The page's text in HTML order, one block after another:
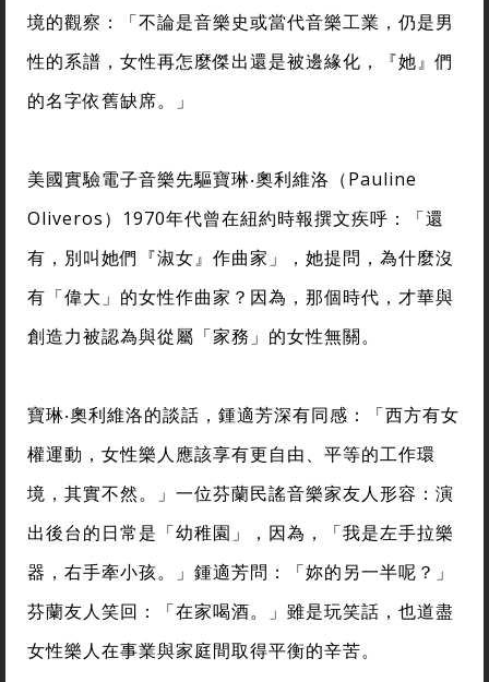
境的觀察：「不論是音樂史或當代音樂工業，仍是男
性的系譜，女性再怎麼傑出還是被邊緣化，『她』們
的名字依舊缺席。」
美國實驗電子音樂先驅寶琳‧奧利維洛（Pauline
Oliveros）1970年代曾在紐約時報撰文疾呼：「還
有，別叫她們『淑女』作曲家」，她提問，為什麼沒
有「偉大」的女性作曲家？因為，那個時代，才華與
創造力被認為與從屬「家務」的女性無關。
寶琳‧奧利維洛的談話，鍾適芳深有同感：「西方有女
權運動，女性樂人應該享有更自由、平等的工作環
境，其實不然。」一位芬蘭民謠音樂家友人形容：演
出後台的日常是「幼稚園」，因為，「我是左手拉樂
器，右手牽小孩。」鍾適芳問：「妳的另一半呢？」
芬蘭友人笑回：「在家喝酒。」雖是玩笑話，也道盡
女性樂人在事業與家庭間取得平衡的辛苦。